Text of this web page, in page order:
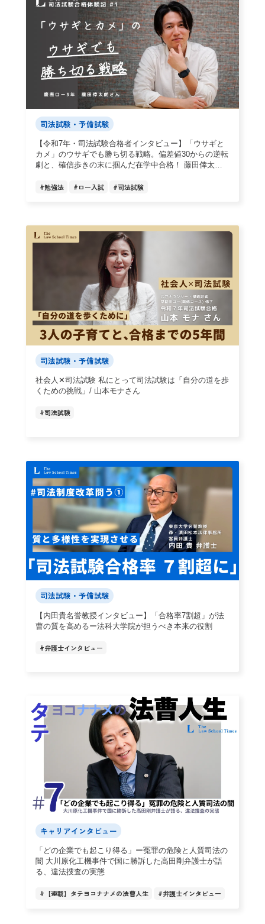
司法試験・予備試験
【令和7年・司法試験合格者インタビュー】「ウサギと
カメ」のウサギでも勝ち切る戦略。偏差値30からの逆転
劇と、確信歩きの末に掴んだ在学中合格！ 藤田倖太朗
#勉強法 #ロー入試 #司法試験
司法試験・予備試験
社会人✕司法試験 私にとって司法試験は「自分の道を歩
くための挑戦」/ 山本モナさん
#司法試験
司法試験・予備試験
【内田貴名誉教授インタビュー】「合格率7割超」が法
曹の質を高めるー法科大学院が担うべき本来の役割
#弁護士インタビュー
キャリアインタビュー
「どの企業でも起こり得る」ー冤罪の危険と人質司法の
闇 大川原化工機事件で国に勝訴した高田剛弁護士が語
る、違法捜査の実態
# 【連載】タテヨコナナメの法曹人生 #弁護士インタビュー